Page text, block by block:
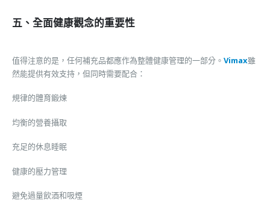
五、全面健康觀念的重要性
值得注意的是，任何補充品都應作為整體健康管理的一部分。 Vimax雖
然能提供有效支持，但同時需要配合：
規律的體育鍛煉
均衡的營養攝取
充足的休息睡眠
健康的壓力管理
避免過量飲酒和吸煙